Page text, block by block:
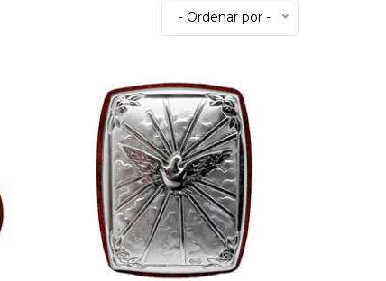
- Ordenar por -